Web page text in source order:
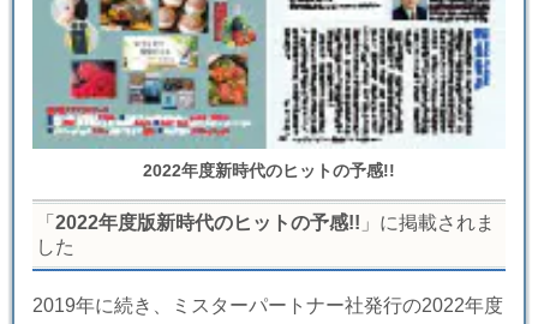
2022年度新時代のヒットの予感!!
「 2022年度版新時代のヒットの予感!! 」に掲載されま
した
2019年に続き、ミスターパートナー社発行の2022年度